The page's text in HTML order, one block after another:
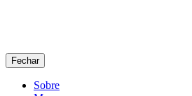
Fechar
Sobre